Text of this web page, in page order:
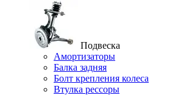
Подвеска
Амортизаторы
Балка задняя
Болт крепления колеса
Втулка рессоры